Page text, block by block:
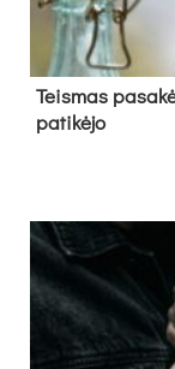
Teis­mas
pa­ti­kė­jo